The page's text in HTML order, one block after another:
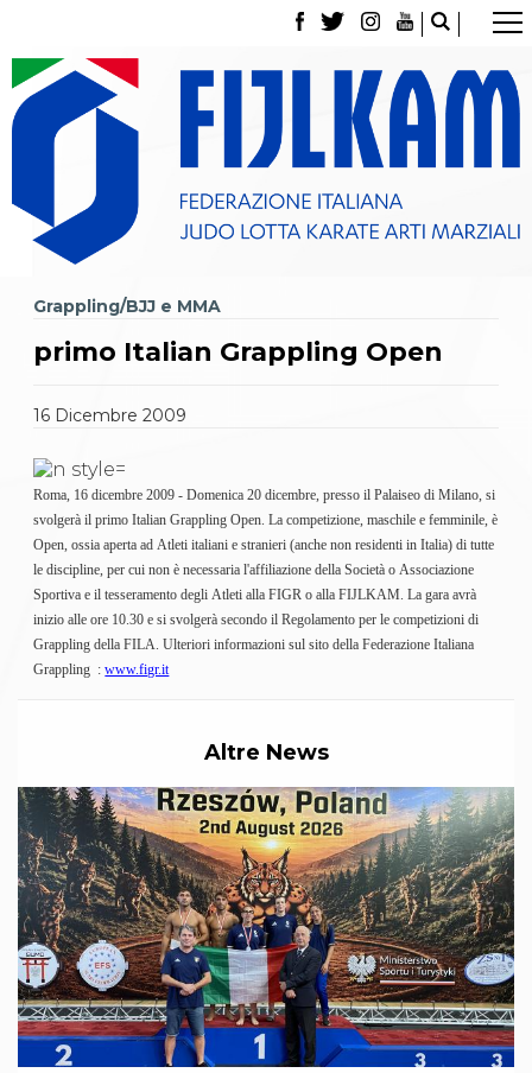
La Federazione
Tesseramento
Contatti
Norme e modulistica Affiliazioni e Tesseramenti
Classifica Società Sportive con più di 100 atleti
tesserati
Gare e Risultati
Archivio eventi
Dove siamo
Media
News
Attività Didattica
Gare e Risultati
Albi Federali
Arbitri
Lotta
La disciplina
News
Karate
News
Gare e Risultati
Attività Didattica
Albi Federali
Arti marziali
Aikido
Ju Jitsu
Sumo
Capoeira
Grappling
BJJ
Pancrazio/Pankration
Grappling/BJJ e MMA
primo Italian Grappling Open
16 Dicembre2009
Roma, 16 dicembre 2009 - Domenica 20 dicembre, presso il Palaiseo di Milano, si
svolgerà il primo Italian Grappling Open.La competizione, maschile e femminile, è
Open, ossia aperta ad Atleti italiani e stranieri (anche non residenti in Italia) di tutte
le discipline, per cui non è necessaria l'affiliazione della Società o Associazione
Sportiva e il tesseramento degli Atleti alla FIGR o alla FIJLKAM.La gara avrà
inizio alle ore 10.30 e si svolgerà secondo il Regolamento per le competizioni di
Grappling della FILA.Ulteriori informazioni sul sito della Federazione Italiana
Grappling :www.figr.it
Altre News